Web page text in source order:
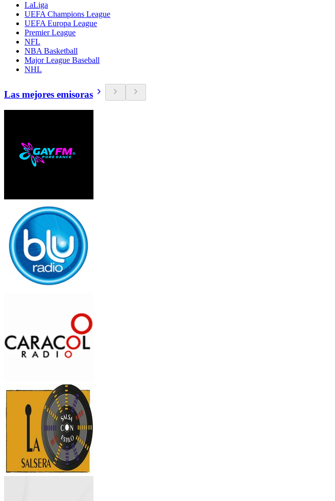
LaLiga
UEFA Champions League
UEFA Europa League
Premier League
NFL
NBA Basketball
Major League Baseball
NHL
Las mejores emisoras